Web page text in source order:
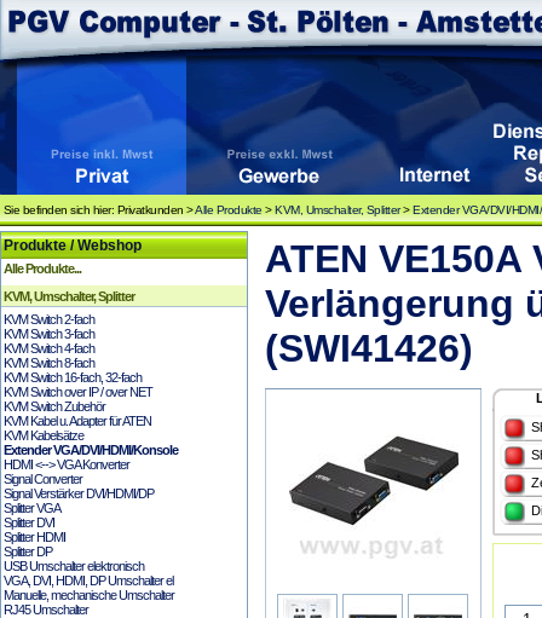
Sie befinden sich hier: Privatkunden >Alle Produkte >KVM, Umschalter, Splitter>Extender VGA/DVI/
Produkte / Webshop
Alle Produkte...
KVM, Umschalter, Splitter
KVM Switch 2-fach
KVM Switch 3-fach
KVM Switch 4-fach
KVM Switch 8-fach
KVM Switch 16-fach, 32-fach
KVM Switch over IP / over NET
KVM Switch Zubehör
KVM Kabel u. Adapter für ATEN
KVM Kabelsätze
Extender VGA/DVI/HDMI/Konsole
HDMI <--> VGA Konverter
Signal Converter
Signal Verstärker DVI/HDMI/DP
Splitter VGA
Splitter DVI
Splitter HDMI
Splitter DP
USB Umschalter elektronisch
VGA, DVI, HDMI, DP Umschalter el
Manuelle, mechanische Umschalter
RJ45 Umschalter
ATEN
Verlängerung
(SWI41426)